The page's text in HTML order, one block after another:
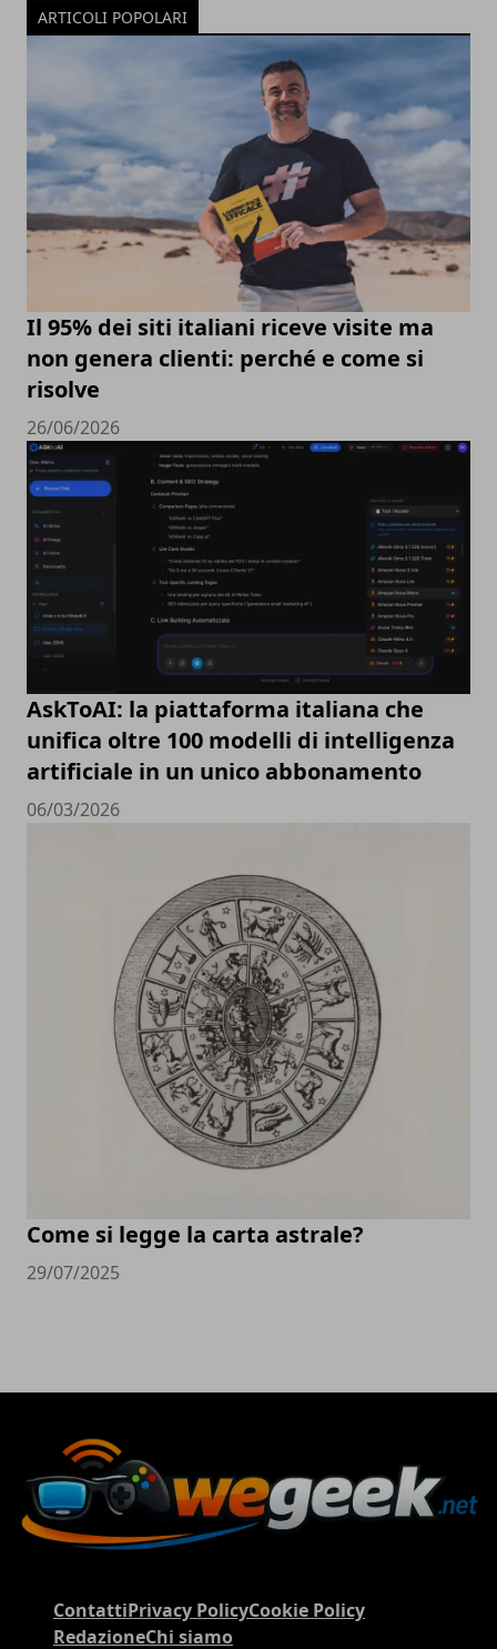
ARTICOLI POPOLARI
Il 95% dei siti italiani riceve visite ma
non genera clienti: perché e come si
risolve
26/06/2026
AskToAI: la piattaforma italiana che
unifica oltre 100 modelli di intelligenza
artificiale in un unico abbonamento
06/03/2026
Come si legge la carta astrale?
29/07/2025
ContattiPrivacy PolicyCookie Policy
RedazioneChi siamo